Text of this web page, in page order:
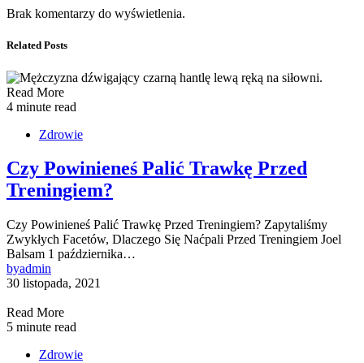
Brak komentarzy do wyświetlenia.
Related Posts
Read More
4 minute read
Zdrowie
Czy Powinieneś Palić Trawkę Przed
Treningiem?
Czy Powinieneś Palić Trawkę Przed Treningiem? Zapytaliśmy
Zwykłych Facetów, Dlaczego Się Naćpali Przed Treningiem Joel
Balsam 1 października…
byadmin
30 listopada, 2021
Read More
5 minute read
Zdrowie